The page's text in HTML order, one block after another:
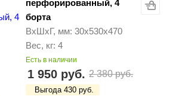
перфорированный, 4
борта
ВхШхГ, мм: 30х530х470
Вес, кг: 4
Есть в наличии
1 950 руб. 2 380 руб.
Выгода 430 руб.